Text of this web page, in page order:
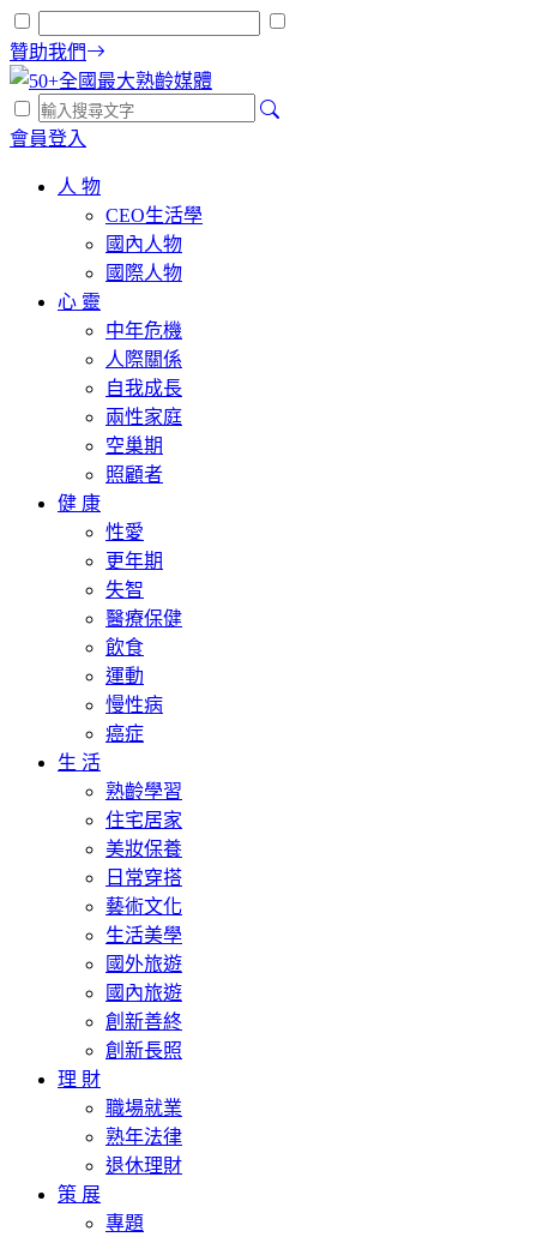
贊助我們
會員登入
人 物
CEO生活學
國內人物
國際人物
心 靈
中年危機
人際關係
自我成長
兩性家庭
空巢期
照顧者
健 康
性愛
更年期
失智
醫療保健
飲食
運動
慢性病
癌症
生 活
熟齡學習
住宅居家
美妝保養
日常穿搭
藝術文化
生活美學
國外旅遊
國內旅遊
創新善終
創新長照
理 財
職場就業
熟年法律
退休理財
策 展
專題